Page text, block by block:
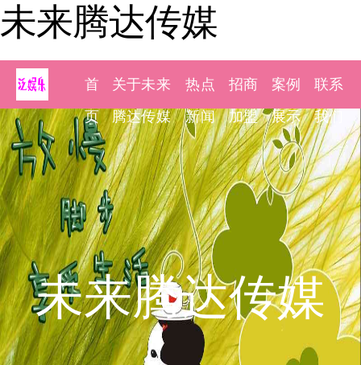
未来腾达传媒
首
页
关于未来
腾达传媒
热点
新闻
招商
加盟
案例
展示
联系
我们
未来腾达传媒